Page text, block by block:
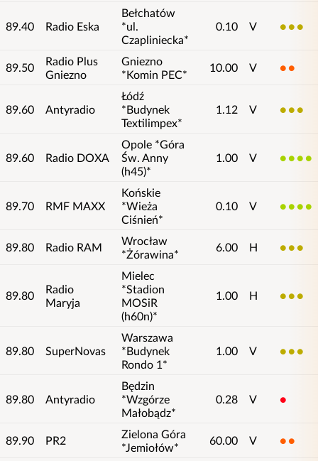
89.40 Radio Eska
Bełchatów
*ul.
Czapliniecka*
0.10 V 3
89.50
Radio Plus
Gniezno
Gniezno
*Komin PEC*
10.00 V 2
89.60 Antyradio
Łódź
*Budynek
Textilimpex*
1.12 V 3
89.60 Radio DOXA
Opole *Góra
Św. Anny
(h45)*
1.00 V 4
89.70 RMF MAXX
Końskie
*Wieża
Ciśnień*
0.10 V 4
89.80 Radio RAM
Wrocław
*Żórawina*
6.00 H 3
89.80
Radio
Maryja
Mielec
*Stadion
MOSiR
(h60n)*
1.00 H 3
89.80 SuperNovas
Warszawa
*Budynek
Rondo 1*
1.00 V 3
89.80 Antyradio
Będzin
*Wzgórze
Małobądz*
0.28 V 1
89.90 PR2
Zielona Góra
*Jemiołów*
60.00 V 2